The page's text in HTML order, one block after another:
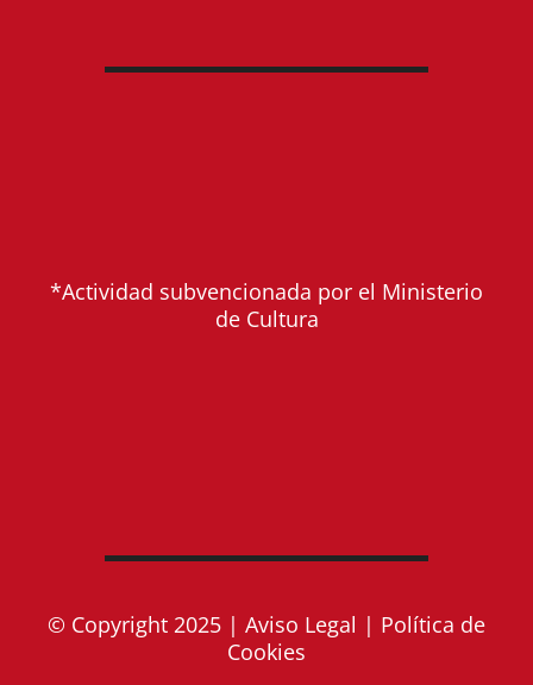
*Actividad subvencionada por el Ministerio
de Cultura
© Copyright 2025 | Aviso Legal | Política de
Cookies